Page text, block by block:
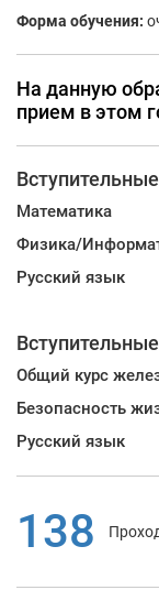
Форма обучения:
На данную
прием в этом
Математика
Физика/
Русский язык
Общий курс
Безопасность
Русский язык
138